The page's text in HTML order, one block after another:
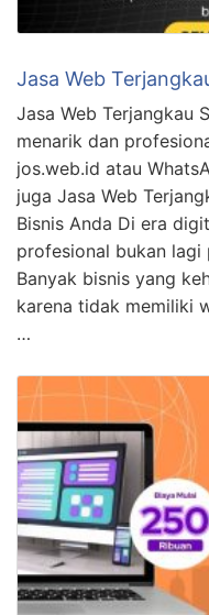
Jasa Web
Jasa Web Terjangkau
menarik dan
jos.web.id atau
juga Jasa Web
Bisnis Anda Di era
profesional bukan lagi
Banyak bisnis yang
karena tidak memiliki
…